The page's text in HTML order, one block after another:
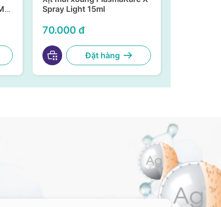
Spray Light 15ml
70.000 đ
Đặt hàng